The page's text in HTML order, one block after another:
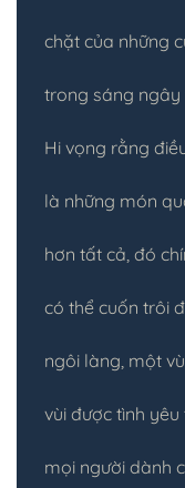
chặt của những
trong sáng ngây
Hi vọng rằng
là những món
hơn tất cả, đó
có thể cuốn trôi
ngôi làng, một
vùi được tình
mọi người dành